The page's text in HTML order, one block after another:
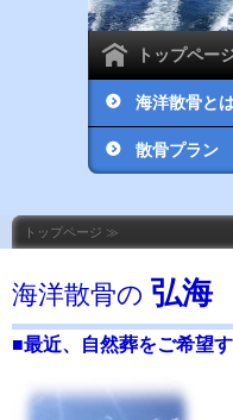
トップペー
海洋散骨と
散骨プラン
トップページ ≫
海洋散骨の 弘海
■最近、自然葬をご希望